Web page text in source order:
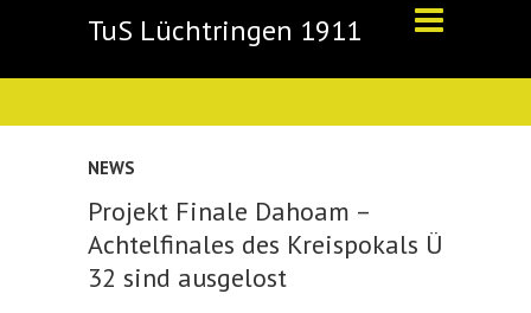
TuS Lüchtringen 1911
NEWS
Projekt Finale Dahoam –
Achtelfinales des Kreispokals Ü
32 sind ausgelost